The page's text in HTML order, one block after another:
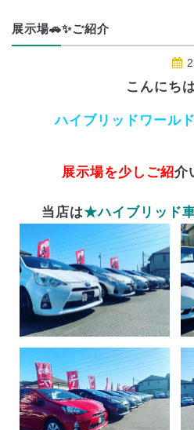
展示場🚗✨ご紹介
こんにち
ハイブリッドワール
展示場を少しご紹介
当店は★ハイブリッド